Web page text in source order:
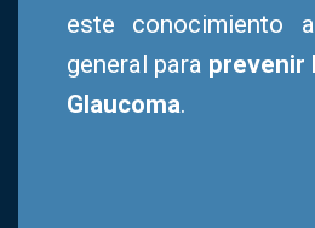
este conocimiento
general para prevenir
Glaucoma.